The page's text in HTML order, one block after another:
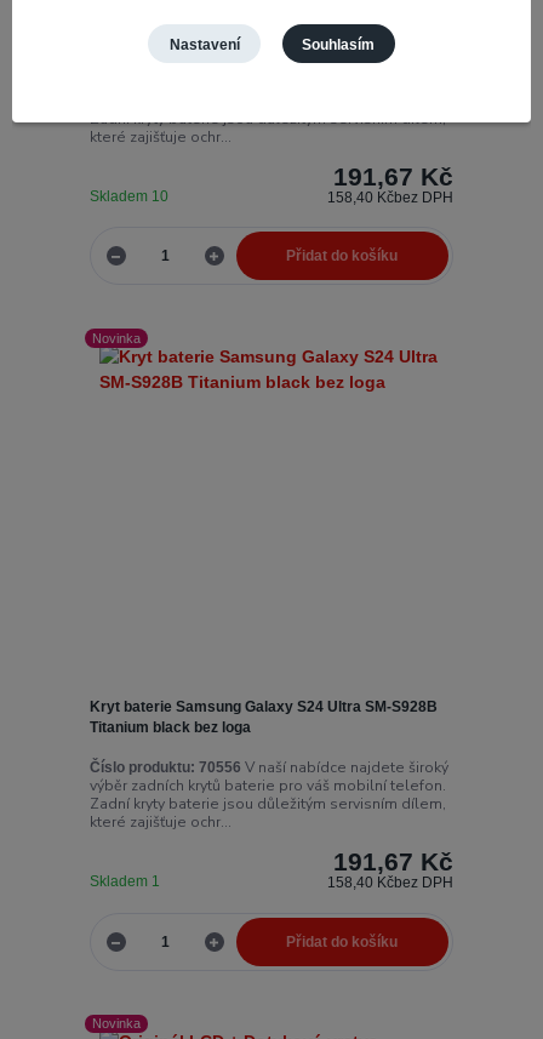
Kryt baterie Samsung Galaxy S24 Ultra SM-S928B
Titanium Gray bez loga
Zadní kryty baterie jsou důležitým servisním dílem,
které zajišťuje ochr...
191,67 Kč
158,40 Kčbez DPH
Skladem 10
Přidat do košíku
Novinka
Kryt baterie Samsung Galaxy S24 Ultra SM-S928B
Titanium black bez loga
Číslo produktu: 70556 V naší nabídce najdete široký
výběr zadních krytů baterie pro váš mobilní telefon.
Zadní kryty baterie jsou důležitým servisním dílem,
které zajišťuje ochr...
191,67 Kč
158,40 Kčbez DPH
Skladem 1
Přidat do košíku
Novinka
Nastavení Souhlasím